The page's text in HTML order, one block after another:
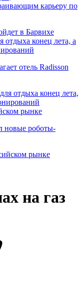
карьеру по
конец лета, а
отель Radisson
рынке
новые роботы-
на газ